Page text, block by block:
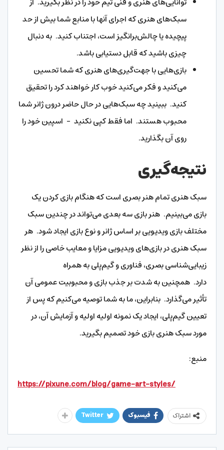
سبک‌های هنری که اجرای آنها با منابع شما بیش از حد
پیچیده یا چالش‌برانگیز است، اجتناب کنید. به دنبال
چیزی باشید که قابل دستیابی باشد.
بازی‌هایی با جهت‌گیری‌های هنری که شما تحسین
می‌کنید و فکر می‌کنید خوب کار خواهند کرد را تحقیق
کنید. ببینید چه سبک‌هایی در حال حاضر درون ژانر شما
محبوب هستند. اما فقط کپی نکنید – اسپین خود را
روی آن بگذارید.
نتیجه‌گیری
سبک هنری تمام هنر بصری است که هنگام بازی کردن یک
بازی می‌بینیم. هنر بازی سه بعدی می‌تواند در چندین سبک
مختلف بازی ویدیویی بر اساس ژانر و نوع بازی ایجاد شود. هر
سبک هنری در بازی‌های ویدیویی مزایا و معایب خاصی را از نظر
زیبایی‌شناسی بصری، فناوری و گیم‌پلی به همراه
دارد. همچنین به شدت بر جذب بازی و محبوبیت عمومی آن
تأثیر می‌گذارد. بنابراین، ما به شما توصیه می‌کنیم که پس از
تعیین گیم‌پلی، ایجاد یک نمونه اولیه اولیه و آزمایش آن، در
مورد سبک هنری بازی خود تصمیم بگیرید.
منبع:
https://pixune.com/blog/game-art-styles/
اشتراک فیسبوک Twitter